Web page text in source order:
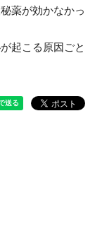
薬が効かなかっ
起こる原因ごと